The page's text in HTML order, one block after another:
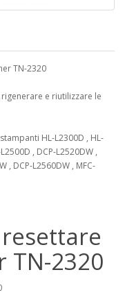
TN-2320
e riutilizzare le
HL-L2300D , HL-
, DCP-L2520DW ,
, DCP-L2560DW , MFC-
TN-2320